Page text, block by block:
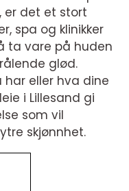
det et stort
spa og klinikker
ta vare på huden
glød.
har eller hva dine
i Lillesand gi
som vil
skjønnhet.